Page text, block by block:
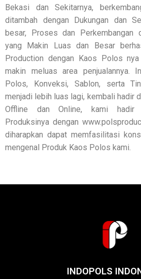
Bekasi dan Sekitarnya,
ditambah dengan Dukungan dan
besar, Proses dan Perkembangan
yang Makin Luas dan Besar
Production dengan Kaos Polos
makin meluas area penjualannya.
Polos, Konveksi, Sablon, serta
menjadi lebih luas lagi, kembali hadir
Offline dan Online, kami hadir
Produksinya dengan
diharapkan dapat memfasilitasi
mengenal Produk Kaos Polos kami.
INDOPOLS